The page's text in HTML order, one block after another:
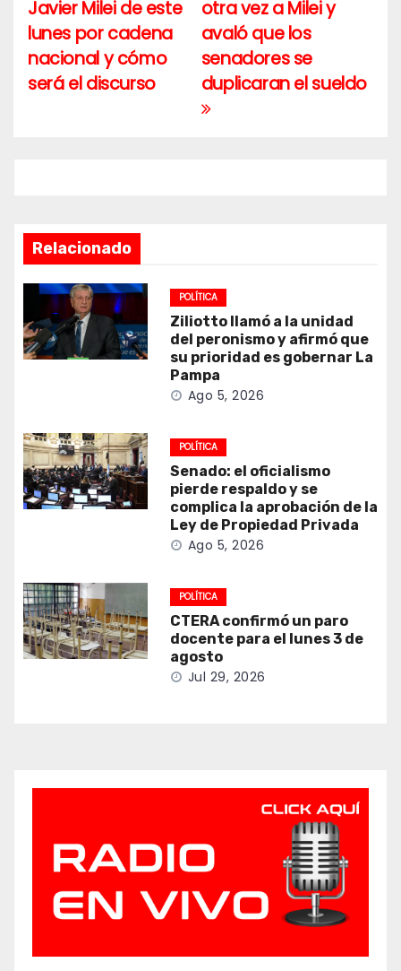
de
entradas
otra vez a Milei y
avaló que los
senadores se
duplicaran el sueldo
Javier Milei de este
lunes por cadena
nacional y cómo
será el discurso
Relacionado
POLÍTICA
Ziliotto llamó a la unidad
del peronismo y afirmó que
su prioridad es gobernar La
Pampa
Ago 5, 2026
POLÍTICA
Senado: el oficialismo
pierde respaldo y se
complica la aprobación de la
Ley de Propiedad Privada
Ago 5, 2026
POLÍTICA
CTERA confirmó un paro
docente para el lunes 3 de
agosto
Jul 29, 2026